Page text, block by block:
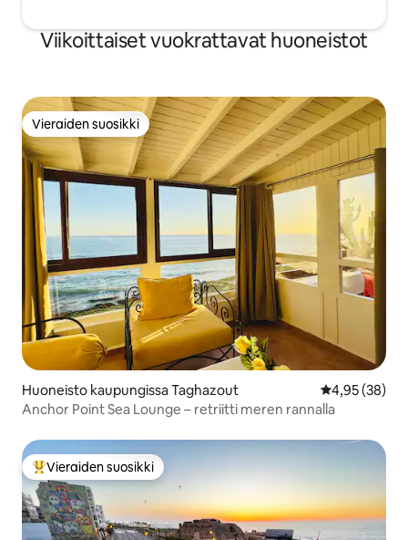
Viikoittaiset vuokrattavat huoneistot
Vieraiden suosikki
Vieraiden suosikki
Huoneisto kaupungissa Taghazout
4,95 (38)
Anchor Point Sea Lounge – retriitti meren rannalla
Vieraiden suosikkien parhaimmistoa
Vieraiden suosikki